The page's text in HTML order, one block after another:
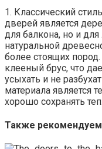
1. Классический
дверей является
для балкона, но и
натуральной
более стоящих
клееный брус, что
усыхать и не
материала является
хорошо сохранять
Также